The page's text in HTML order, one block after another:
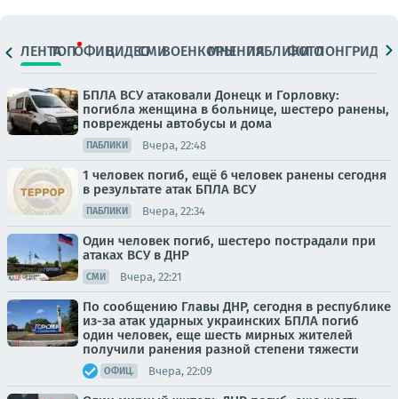
ЛЕНТАТОПОФИЦ.ВИДЕОСМИВОЕНКОРЫМНЕНИЯПАБЛИКИ
ФОТОЛОНГРИДЫ
БПЛА ВСУ атаковали Донецк и Горловку:
погибла женщина в больнице, шестеро ранены,
повреждены автобусы и дома
ПАБЛИКИ Вчера, 22:48
1 человек погиб, ещё 6 человек ранены сегодня
в результате атак БПЛА ВСУ
ПАБЛИКИ Вчера, 22:34
Один человек погиб, шестеро пострадали при
атаках ВСУ в ДНР
СМИ Вчера, 22:21
По сообщению Главы ДНР, сегодня в республике
из-за атак ударных украинских БПЛА погиб
один человек, еще шесть мирных жителей
получили ранения разной степени тяжести
ОФИЦ. Вчера, 22:09